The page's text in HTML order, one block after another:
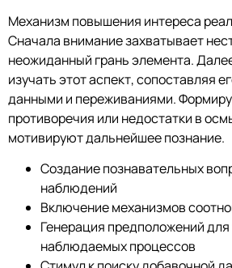
Механизм повышения интереса
Сначала внимание захватывает
неожиданный грань элемента.
изучать этот аспект, сопоставляя
данными и переживаниями.
противоречия или недостатки в
мотивируют дальнейшее познание.
Создание познавательных
наблюдений
Включение механизмов
Генерация предположений для
наблюдаемых процессов